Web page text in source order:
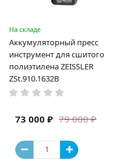
На складе
Аккумуляторный пресс
инструмент для сшитого
полиэтилена ZEISSLER
ZSt.910.1632B
79 000 ₽
73 000 ₽